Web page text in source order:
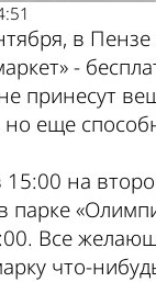
в
-
принесут
еще
15:00 на
парке
Все
что-